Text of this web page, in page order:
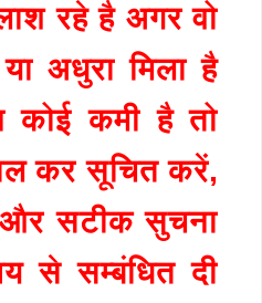
रहे है अगर वो
अधुरा मिला है
कोई कमी है तो
कर सूचित करें,
सटीक सुचना
से सम्बंधित दी